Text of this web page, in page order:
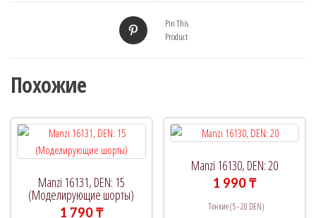
Pin This
Product
Похожие
Manzi 16131, DEN: 15
(Моделирующие шорты)
1 790₸
Manzi 16130, DEN: 20
1 990₸
Тонкие (5 - 20 DEN)